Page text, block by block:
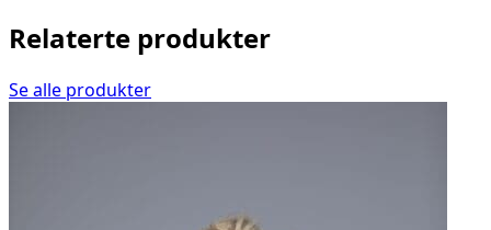
Relaterte produkter
Se alle produkter